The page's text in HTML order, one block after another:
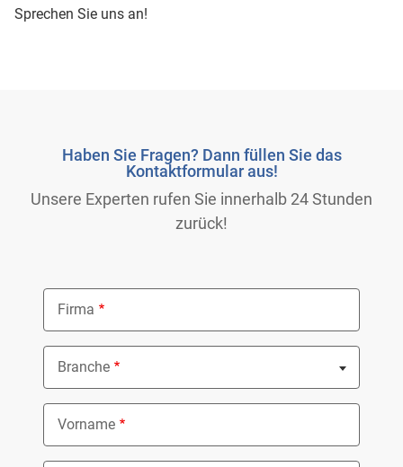
Sprechen Sie uns an!
Haben Sie Fragen? Dann füllen Sie das
Kontaktformular aus!
Unsere Experten rufen Sie innerhalb 24 Stunden
zurück!
Firma
Branche
Nothing selected
Vorname